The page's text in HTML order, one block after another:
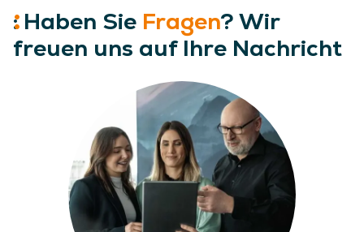
:Haben Sie Fragen? Wir
freuen uns auf Ihre Nachricht